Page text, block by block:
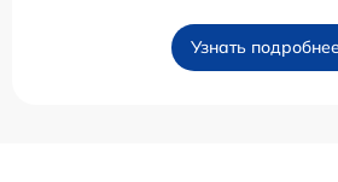
Узнать подробнее